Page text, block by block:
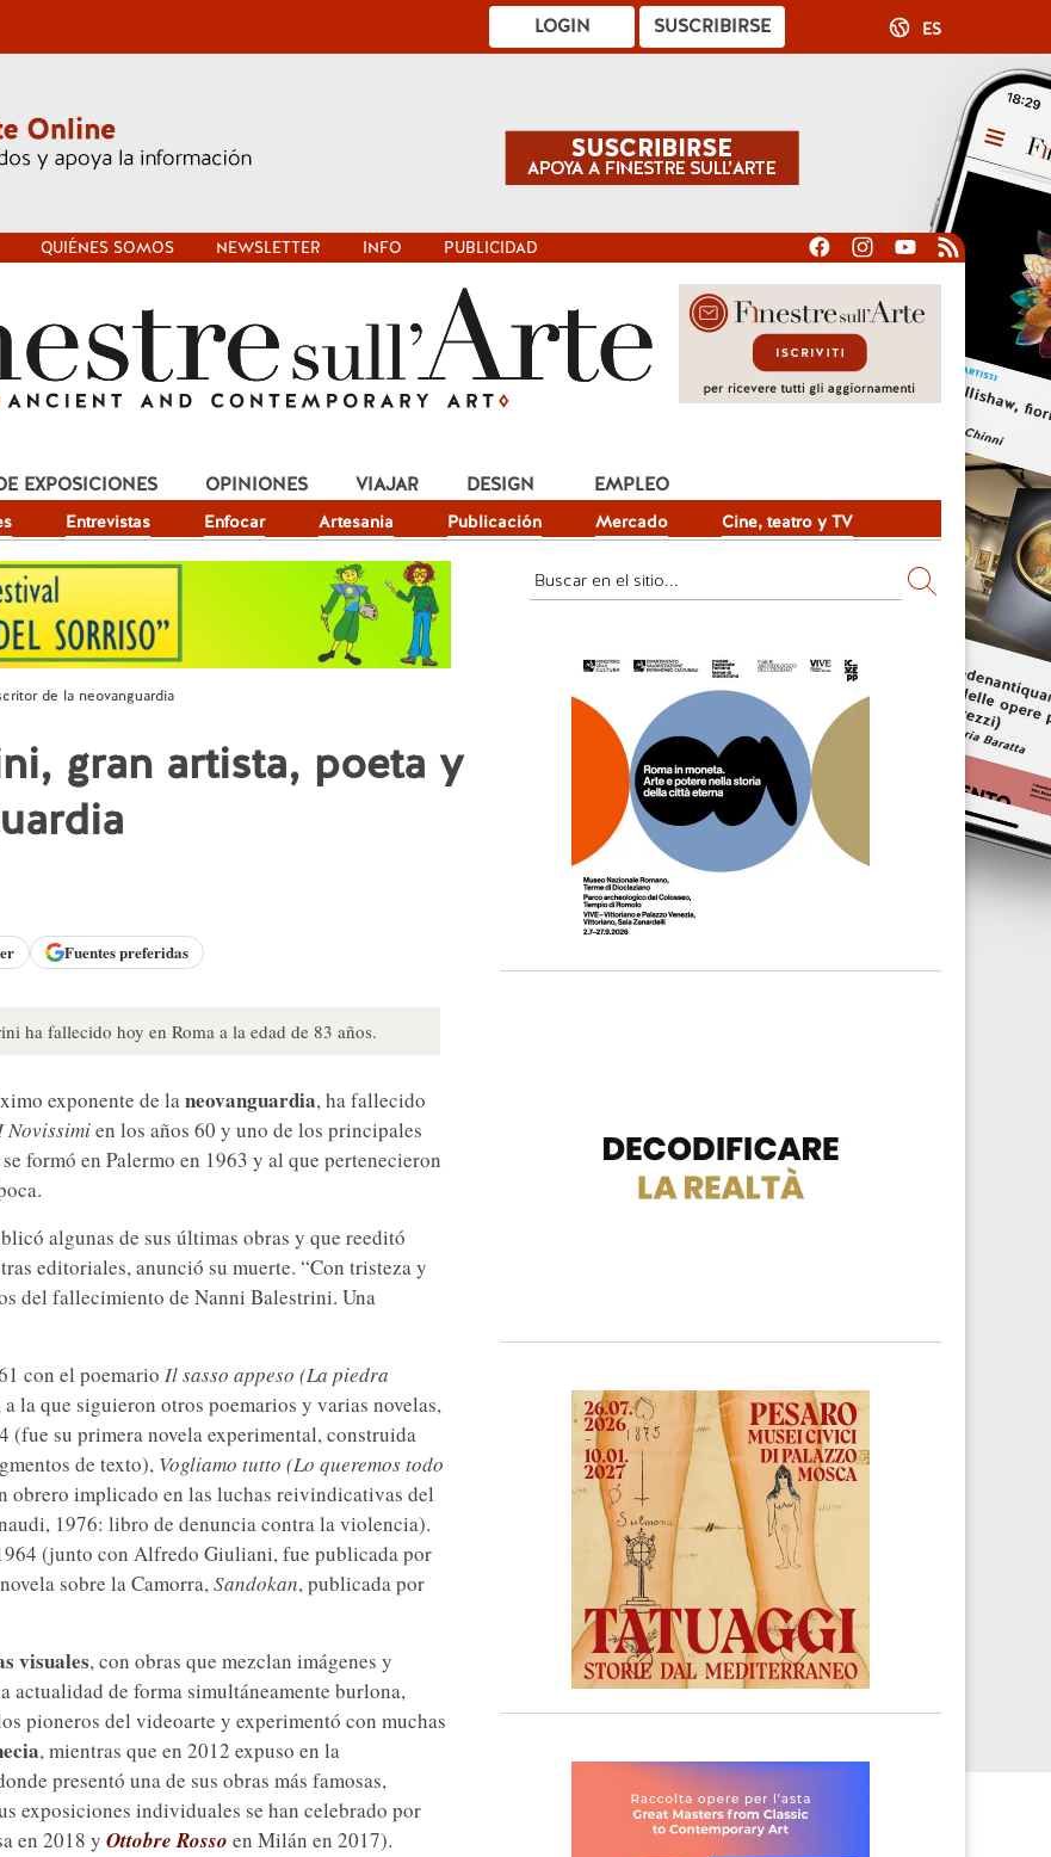
SUSCRIBIRSE
LOGIN ES
QUIÉNES SOMOS NEWSLETTER INFO PUBLICIDAD
Entrevistas Enfocar Artesania Publicación Mercado Cine, teatro y TV
EXPOSICIONES OPINIONES VIAJAR DESIGN EMPLEO
de la neovanguardia
gran artista, poeta y
Fuentes preferidas
ha fallecido hoy en Roma a la edad de 83 años.
exponente de laneovanguardia, ha fallecido
Novissimien los años 60 y uno de los principales
formó en Palermo en 1963 y al que pertenecieron
algunas de sus últimas obras y que reeditó
editoriales, anunció su muerte. “Con tristeza y
del fallecimiento de Nanni Balestrini. Una
con el poemario Il sasso appeso (La piedra
la que siguieron otros poemarios y varias novelas,
(fue su primera novela experimental, construida
de texto), Vogliamo tutto (Lo queremos todo
obrero implicado en las luchas reivindicativas del
1976: libro de denuncia contra la violencia).
(junto con Alfredo Giuliani, fue publicada por
sobre la Camorra,Sandokan, publicada por
visuales, con obras que mezclan imágenes y
actualidad de forma simultáneamente burlona,
pioneros del videoarte y experimentó con muchas
, mientras que en 2012 expuso en la
presentó una de sus obras más famosas,
exposiciones individuales se han celebrado por
en 2018 y Ottobre Rosso en Milán en 2017).